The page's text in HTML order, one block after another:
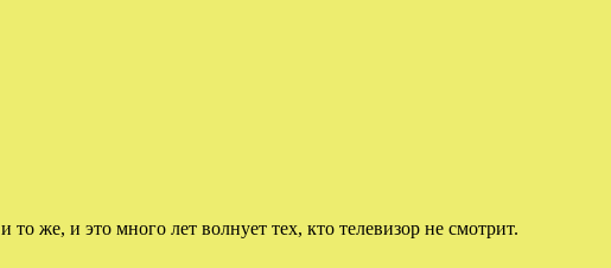
же, и это много лет волнует тех, кто телевизор не смотрит.